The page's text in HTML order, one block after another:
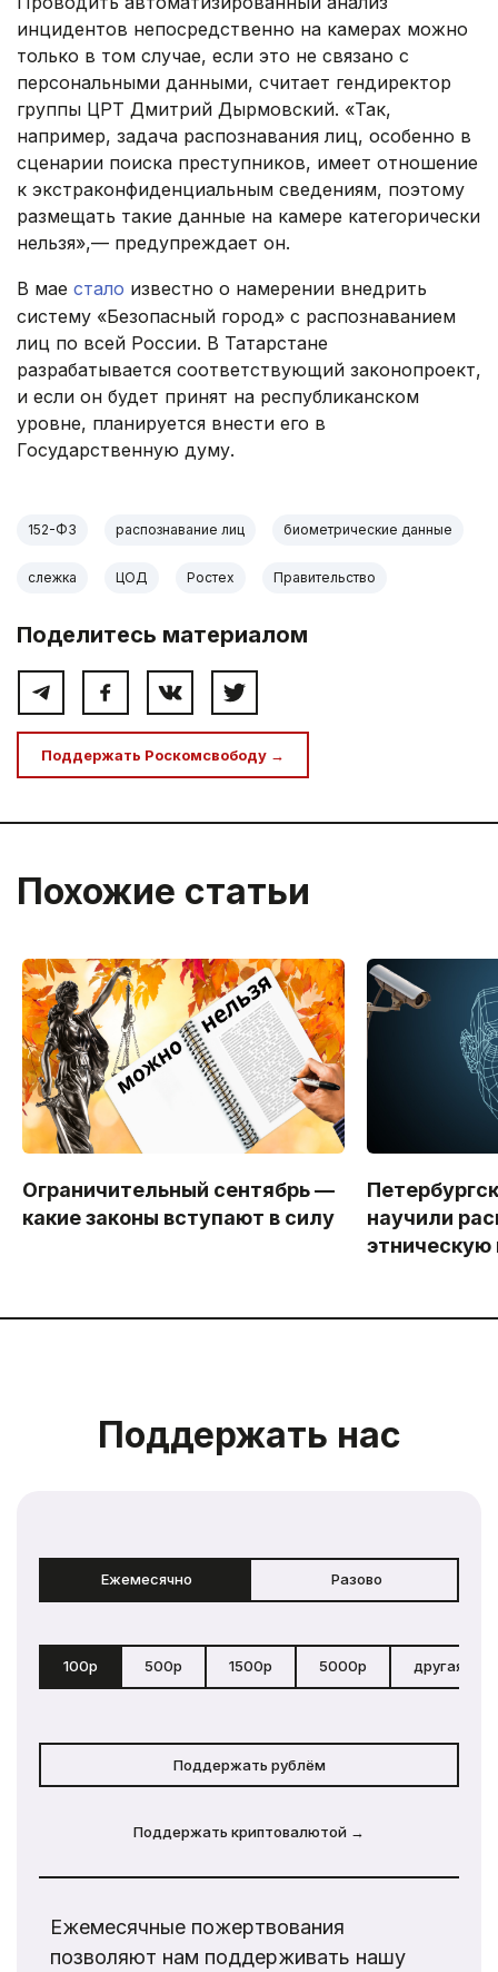
инцидентов непосредственно на камерах можно
только в том случае, если это не связано с
персональными данными, считает гендиректор
группы ЦРТ Дмитрий Дырмовский. «Так,
например, задача распознавания лиц, особенно в
сценарии поиска преступников, имеет отношение
к экстраконфиденциальным сведениям, поэтому
размещать такие данные на камере категорически
нельзя»,— предупреждает он.
В мае стало известно о намерении внедрить
систему «Безопасный город» с распознаванием
лиц по всей России. В Татарстане
разрабатывается соответствующий законопроект,
и если он будет принят на республиканском
уровне, планируется внести его в
Государственную думу.
152-ФЗ распознавание лиц биометрические данные
слежка ЦОД Ростех Правительство
Поделитесь материалом
Поддержать Роскомсвободу →
Похожие статьи
Ограничительный сентябрь —
какие законы вступают в силу
научили
Поддержать нас
Ежемесячно Разово
100р 500р 1500р 5000р другая
Поддержать рублём
Поддержать криптовалютой →
Ежемесячные пожертвования
позволяют нам поддерживать нашу